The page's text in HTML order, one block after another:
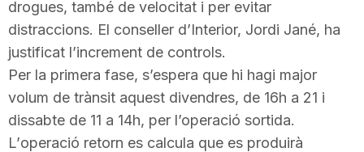
drogues, també de velocitat i per evitar
distraccions. El conseller d’Interior, Jordi Jané, ha
justificat l’increment de controls.
Per la primera fase, s’espera que hi hagi major
volum de trànsit aquest divendres, de 16h a 21 i
dissabte de 11 a 14h, per l’operació sortida.
L’operació retorn es calcula que es produirà